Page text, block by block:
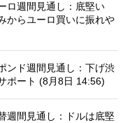
ロ週間見通し：底堅い
からユーロ買いに振れや
ンド週間見通し：下げ渋
ポート (8月8日 14:56)
週間見通し：ドルは底堅